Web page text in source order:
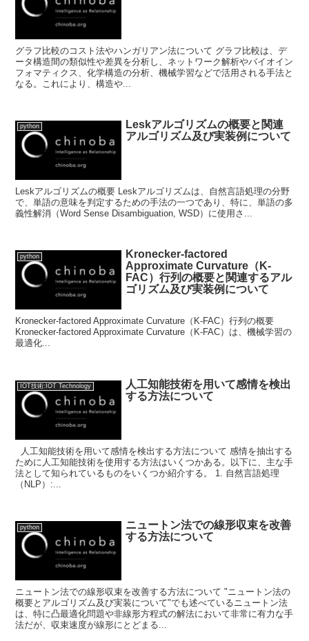
グラフ比較のコスト法やハンガリアン法について グラフ比較は、デ
ータ構造間の類似性や差異を分析し、ネットワーク解析やバイオイン
フォマティクス、化学構造の分析、機械学習などで活用される手法と
なる。これにより、構造や...
python
Leskアルゴリズムの概要と関連
アルゴリズム及び実装例について
Leskアルゴリズムの概要 Leskアルゴリズムは、自然言語処理の分野
で、単語の意味を判定するための手法の一つであり、特に、単語の多
義性解消（Word Sense Disambiguation, WSD）に使用さ...
python
Kronecker-factored
Approximate Curvature（K-
FAC）行列の概要と関連するアル
ゴリズム及び実装例について
Kronecker-factored Approximate Curvature（K-FAC）行列の概要
Kronecker-factored Approximate Curvature（K-FAC）は、機械学習の
最適化...
IOT技術:IOT Technology
人工知能技術を用いて感情を検出
する方法について
人工知能技術を用いて感情を検出する方法について 感情を抽出する
ために人工知能技術を使用する方法はいくつかある。以下に、主な手
法として知られているものをいくつか紹介する。 1. 自然言語処理
（NLP）:...
python
ニュートン法での線形収束を改善
する方法について
ニュートン法での線形収束を改善する方法について "ニュートン法の
概要とアルゴリズム及び実装について"でも述べているニュートン法
は、特に凸最適化問題や非線形方程式の解法において非常に有力な手
法だが、収束速度が線形にとどまる...